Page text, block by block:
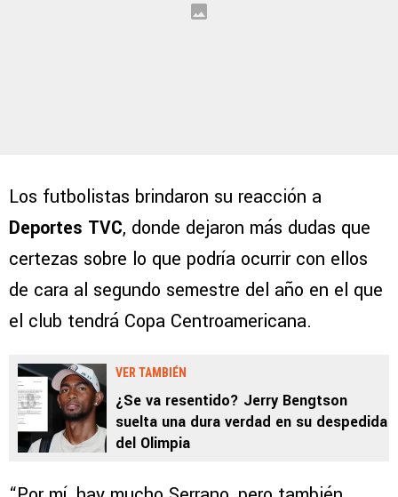
Los futbolistas brindaron su reacción a
Deportes TVC, donde dejaron más dudas que
certezas sobre lo que podría ocurrir con ellos
de cara al segundo semestre del año en el que
el club tendrá Copa Centroamericana.
VER TAMBIÉN
¿Se va resentido? Jerry Bengtson
suelta una dura verdad en su despedida
del Olimpia